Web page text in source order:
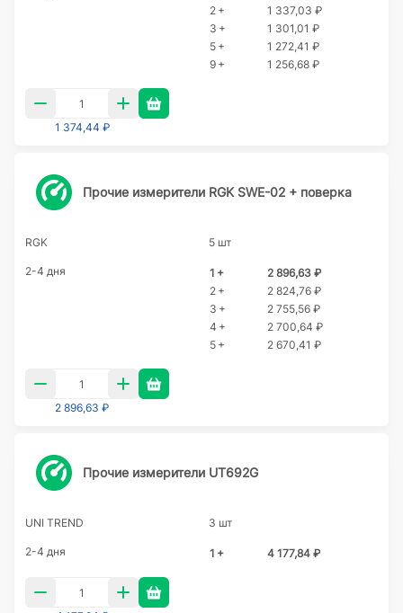
2 +
1 337,03 ₽
3 +
1 301,01 ₽
5 +
1 272,41 ₽
9 +
1 256,68 ₽
1 374,44 ₽
Прочие измерители RGK SWE-02 + поверка
RGK 5 шт
2-4 дня 1 +
2 896,63 ₽
2 +
2 824,76 ₽
3 +
2 755,56 ₽
4 +
2 700,64 ₽
5 +
2 670,41 ₽
2 896,63 ₽
Прочие измерители UT692G
UNI TREND 3 шт
2-4 дня 1 + 4 177,84 ₽